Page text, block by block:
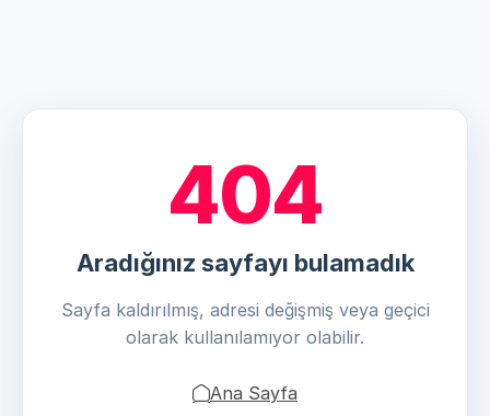
404
Aradığınız sayfayı bulamadık
Sayfa kaldırılmış, adresi değişmiş veya geçici
olarak kullanılamıyor olabilir.
Ana Sayfa